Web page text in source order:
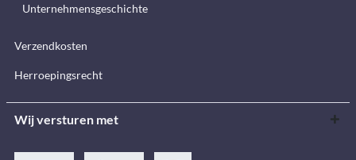
Unternehmensgeschichte
Verzendkosten
Herroepingsrecht
Wij versturen met